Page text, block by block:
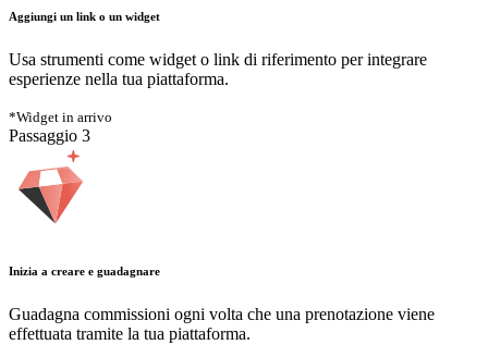
Aggiungi un link o un widget
Usa strumenti come widget o link di riferimento per integrare
esperienze nella tua piattaforma.
*Widget in arrivo
Passaggio 3
Inizia a creare e guadagnare
Guadagna commissioni ogni volta che una prenotazione viene
effettuata tramite la tua piattaforma.